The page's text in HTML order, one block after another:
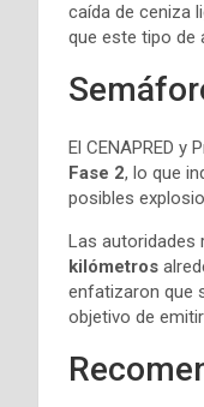
caída de ceniza
que este tipo de
El CENAPRED
Fase 2, lo que
posibles
Las autoridades
kilómetros
enfatizaron que
objetivo de